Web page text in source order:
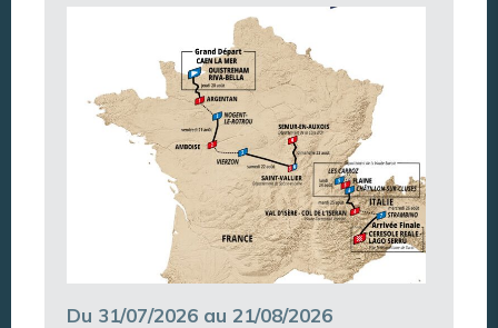
Argentan Aujourd’hui
Du 31/07/2026 au 21/08/2026